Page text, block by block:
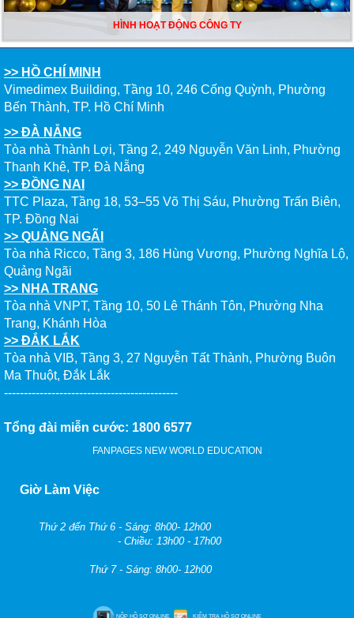
HÌNH HOẠT ĐỘNG CÔNG TY
>> HỒ CHÍ MINH
Vimedimex Building, Tầng 10, 246 Cống Quỳnh, Phường
Bến Thành, TP. Hồ Chí Minh
>> ĐÀ NẴNG
Tòa nhà Thành Lợi, Tầng 2, 249 Nguyễn Văn Linh, Phường
Thanh Khê, TP. Đà Nẵng
>> ĐỒNG NAI
TTC Plaza, Tầng 18, 53–55 Võ Thị Sáu, Phường Trấn Biên,
TP. Đồng Nai
>> QUẢNG NGÃI
Tòa nhà Ricco, Tầng 3, 186 Hùng Vương, Phường Nghĩa Lộ,
Quảng Ngãi
>> NHA TRANG
Tòa nhà VNPT, Tầng 10, 50 Lê Thánh Tôn, Phường Nha
Trang, Khánh Hòa
>> ĐẮK LẮK
Tòa nhà VIB, Tầng 3, 27 Nguyễn Tất Thành, Phường Buôn
Ma Thuột, Đắk Lắk
--------------------------------------------
Tổng đài miễn cước: 1800 6577
FANPAGES NEW WORLD EDUCATION
Giờ Làm Việc
Thứ 2 đến Thứ 6 - Sáng: 8h00- 12h00
- Chiều: 13h00 - 17h00
Thứ 7 - Sáng: 8h00- 12h00
NỘP HỒ SƠ ONLINE KIỂM TRA HỒ SƠ ONLINE